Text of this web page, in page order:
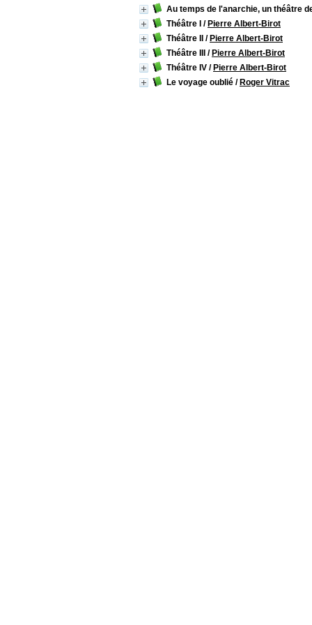
Au temps de l'anarchie, un théâtre
Théâtre I
/ Pierre Albert-Birot
Théâtre II
/ Pierre Albert-Birot
Théâtre III
/ Pierre Albert-Birot
Théâtre IV / Pierre Albert-Birot
Le voyage oublié / Roger Vitrac